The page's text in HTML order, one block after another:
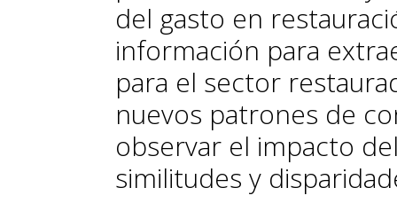
del gasto en
información para
para el sector
nuevos patrones de
observar el impacto
similitudes y